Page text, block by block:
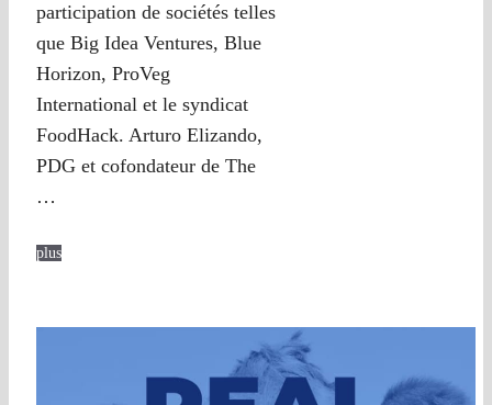
participation de sociétés telles
que Big Idea Ventures, Blue
Horizon, ProVeg
International et le syndicat
FoodHack. Arturo Elizando,
PDG et cofondateur de The
…
plus